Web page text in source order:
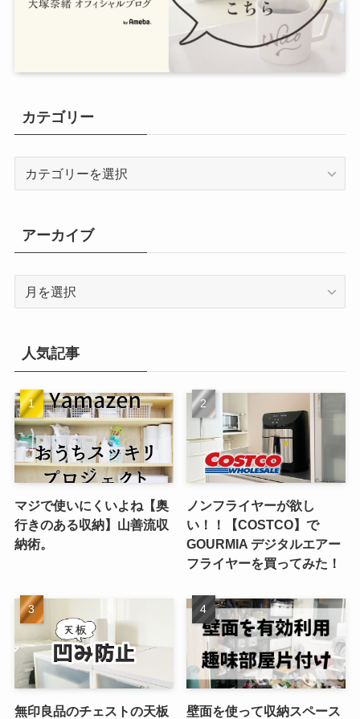
カテゴリー
ー
アーカイブ
ブ
人気記事
マジで使いにくいよね【奥
行きのある収納】山善流収
納術。
ノンフライヤーが欲し
い！！【COSTCO】で
GOURMIA デジタルエアー
フライヤーを買ってみた！
無印良品のチェストの天板
壁面を使って収納スペース